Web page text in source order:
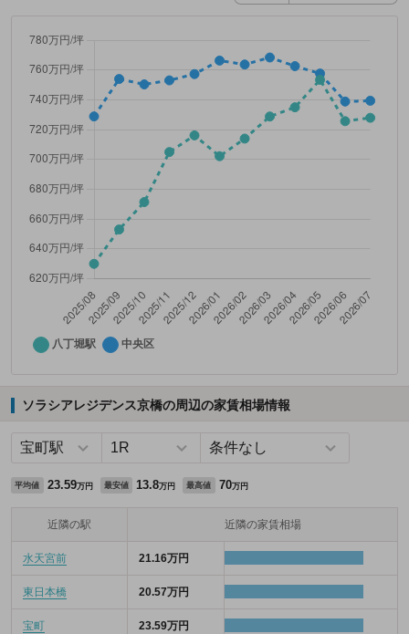
ソラシアレジデンス京橋の周辺の家賃相場情報
平均値 23.59万円 最安値 13.8万円 最高値 70万円
近隣の駅 近隣の家賃相場
水天宮前 21.16万円
東日本橋 20.57万円
宝町 23.59万円